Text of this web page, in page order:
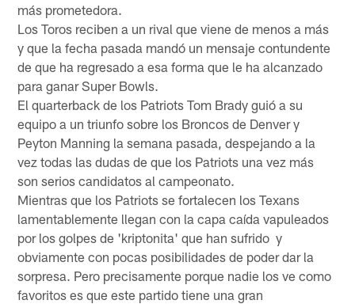
más prometedora.
Los Toros reciben a un rival que viene de menos a más
y que la fecha pasada mandó un mensaje contundente
de que ha regresado a esa forma que le ha alcanzado
para ganar Super Bowls.
El quarterback de los Patriots Tom Brady guió a su
equipo a un triunfo sobre los Broncos de Denver y
Peyton Manning la semana pasada, despejando a la
vez todas las dudas de que los Patriots una vez más
son serios candidatos al campeonato.
Mientras que los Patriots se fortalecen los Texans
lamentablemente llegan con la capa caída vapuleados
por los golpes de 'kriptonita' que han sufrido y
obviamente con pocas posibilidades de poder dar la
sorpresa. Pero precisamente porque nadie los ve como
favoritos es que este partido tiene una gran